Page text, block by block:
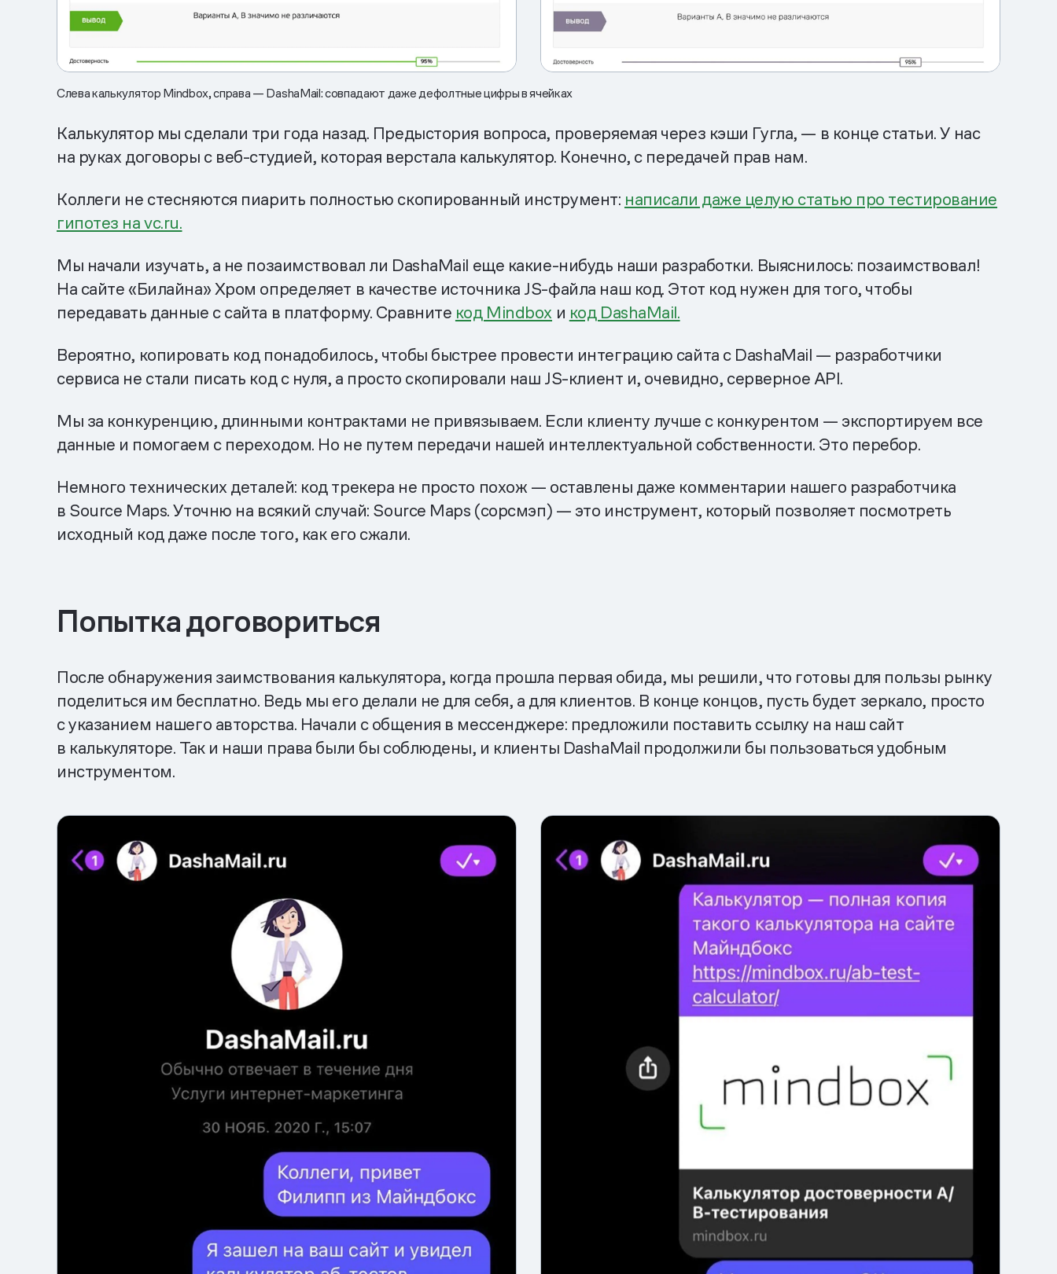
Слева калькулятор Mindbox, справа — DashaMail: совпадают даже дефолтные цифры в ячейках
Калькулятор мы сделали три года назад. Предыстория вопроса, проверяемая через кэши Гугла, — в конце статьи. У нас
на руках договоры с веб-студией, которая верстала калькулятор. Конечно, с передачей прав нам.
Коллеги не стесняются пиарить полностью скопированный инструмент: написали даже целую статью про тестирование
гипотез на vc.ru.
Мы начали изучать, а не позаимствовал ли DashaMail еще какие-нибудь наши разработки. Выяснилось: позаимствовал!
На сайте «Билайна» Хром определяет в качестве источника JS-файла наш код. Этот код нужен для того, чтобы
передавать данные с сайта в платформу. Сравните код Mindbox и код DashaMail.
Вероятно, копировать код понадобилось, чтобы быстрее провести интеграцию сайта с DashaMail — разработчики
сервиса не стали писать код с нуля, а просто скопировали наш JS-клиент и, очевидно, серверное API.
Мы за конкуренцию, длинными контрактами не привязываем. Если клиенту лучше с конкурентом — экспортируем все
данные и помогаем с переходом. Но не путем передачи нашей интеллектуальной собственности. Это перебор.
Немного технических деталей: код трекера не просто похож — оставлены даже комментарии нашего разработчика
в Source Maps. Уточню на всякий случай: Source Maps (сорсмэп) — это инструмент, который позволяет посмотреть
исходный код даже после того, как его сжали.
Попытка договориться
После обнаружения заимствования калькулятора, когда прошла первая обида, мы решили, что готовы для пользы рынку
поделиться им бесплатно. Ведь мы его делали не для себя, а для клиентов. В конце концов, пусть будет зеркало, просто
с указанием нашего авторства. Начали с общения в мессенджере: предложили поставить ссылку на наш сайт
в калькуляторе. Так и наши права были бы соблюдены, и клиенты DashaMail продолжили бы пользоваться удобным
инструментом.